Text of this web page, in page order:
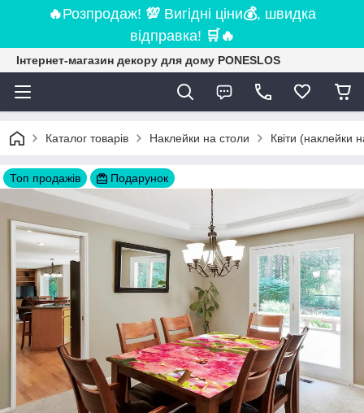
🔥Розпродаж! 💯 Вигідні ціни💰, швидка
відправка! 🛒 🔥
Інтернет-магазин декору для дому PONESLOS
Каталог товарів Наклейки на столи Квіти (наклейки
Топ продажів Подарунок